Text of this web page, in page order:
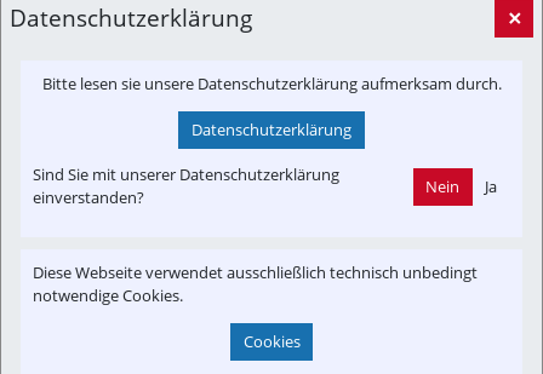
Interessensgruppen
Umwelt
Reportage
Fahrzeug-Portrait Betreiber
Datenschutzerklärung ×
Bitte lesen sie unsere Datenschutzerklärung aufmerksam durch.
Datenschutzerklärung
Sind Sie mit unserer Datenschutzerklärung
einverstanden?
Nein Ja
Diese Webseite verwendet ausschließlich technisch unbedingt
notwendige Cookies.
Cookies